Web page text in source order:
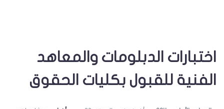
اختبارات الدبلومات والمعاهد
الفنية للقبول بكليات الحقوق